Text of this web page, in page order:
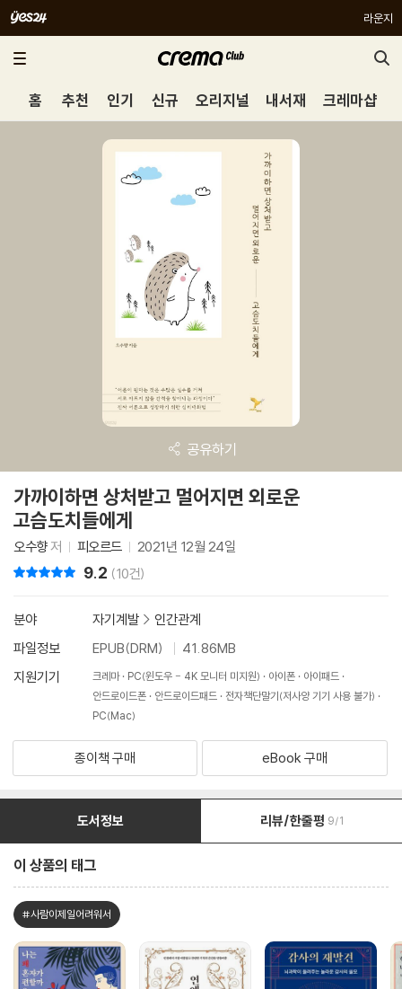
라운지
홈 추천 인기 신규 오리지널 내서재 크레마샵
공유하기
가까이하면 상처받고 멀어지면 외로운
고슴도치들에게
오수향저 피오르드 2021년 12월 24일
9.2 (10건)
분야 자기계발 > 인간관계
파일정보
EPUB(DRM)
41.86MB
지원기기
크레마 PC(윈도우 - 4K 모니터 미지원) 아이폰
아이패드
안드로이드폰
안드로이드패드
전자책단말기(저사양 기기 사용 불가)
PC(Mac)
종이책 구매 eBook 구매
도서정보 리뷰/한줄평 9/1
이 상품의 태그
#사람이제일어려워서